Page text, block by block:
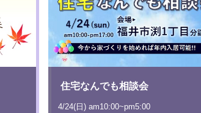
住宅なんでも相談会
4/24(日) am10:00~pm5:00